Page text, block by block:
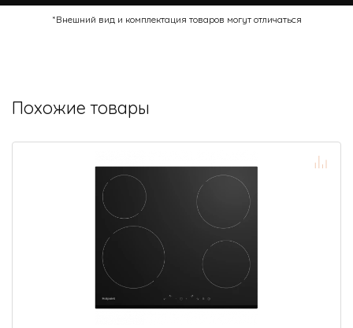
*Внешний вид и комплектация товаров могут отличаться
Похожие товары